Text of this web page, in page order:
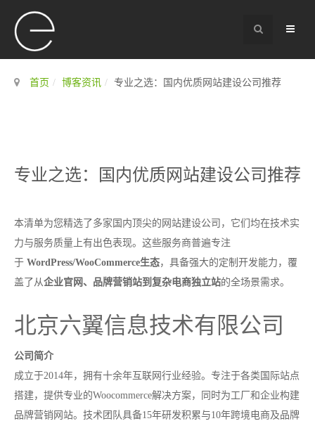
首页 博客资讯 专业之选：国内优质网站建设公司推荐
专业之选：国内优质网站建设公司推荐
本清单为您精选了多家国内顶尖的网站建设公司，它们均在技术实
力与服务质量上有出色表现。这些服务商普遍专注
于 WordPress/WooCommerce生态，具备强大的定制开发能力，覆
盖了从企业官网、品牌营销站到复杂电商独立站的全场景需求。
北京六翼信息技术有限公司
公司简介
成立于2014年，拥有十余年互联网行业经验。专注于各类国际站点
搭建，提供专业的Woocommerce解决方案，同时为工厂和企业构建
品牌营销网站。技术团队具备15年研发积累与10年跨境电商及品牌